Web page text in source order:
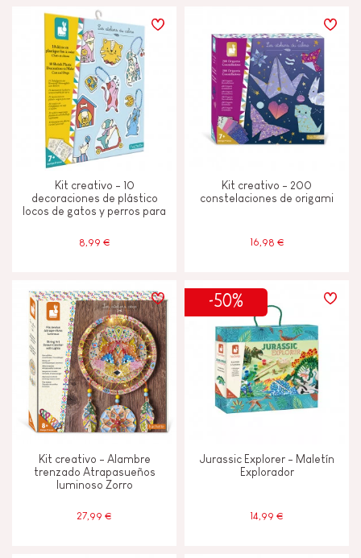
Kit creativo - 10
decoraciones de plástico
locos de gatos y perros para
8,99 €
Kit creativo - 200
constelaciones de origami
16,98 €
Kit creativo - Alambre
trenzado Atrapasueños
luminoso Zorro
27,99 €
-50%
Jurassic Explorer - Maletín
Explorador
14,99 €